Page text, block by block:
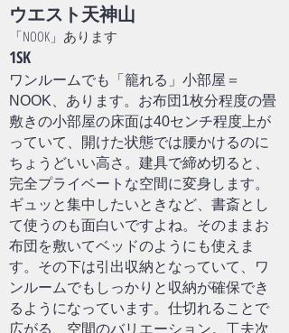
ウエスト天神山
「NOOK」あります
1SK
ワンルームでも「籠れる」小部屋＝
NOOK、あります。お布団1枚分程度の畳
敷きの小部屋の床面は40センチ程度上が
っていて、開けた状態では腰かけるのに
ちょうどいい高さ。建具で締め切ると、
完全プライベートな空間に変身します。
ギュッと集中したいときなど、書斎とし
て使うのも面白いですよね。そのままお
布団を敷いてベッドのようにも使えま
す。その下は引出収納となっていて、ワ
ンルームでもしっかりと収納が確保でき
るようになっています。仕切れることで
広がる、空間のバリエーション。工夫次